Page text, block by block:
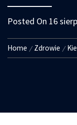
Posted On 16
Home Zdrowie